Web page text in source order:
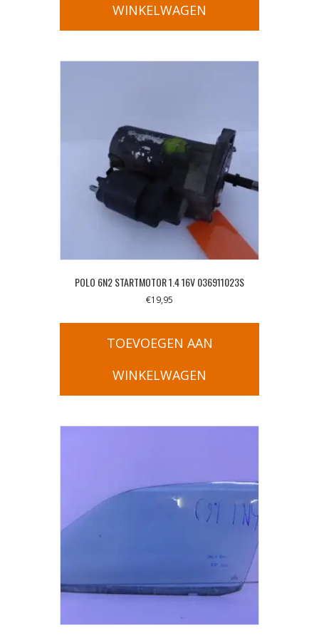
WINKELWAGEN
POLO 6N2 STARTMOTOR 1.4 16V 036911023S
€19,95
TOEVOEGEN AAN
WINKELWAGEN